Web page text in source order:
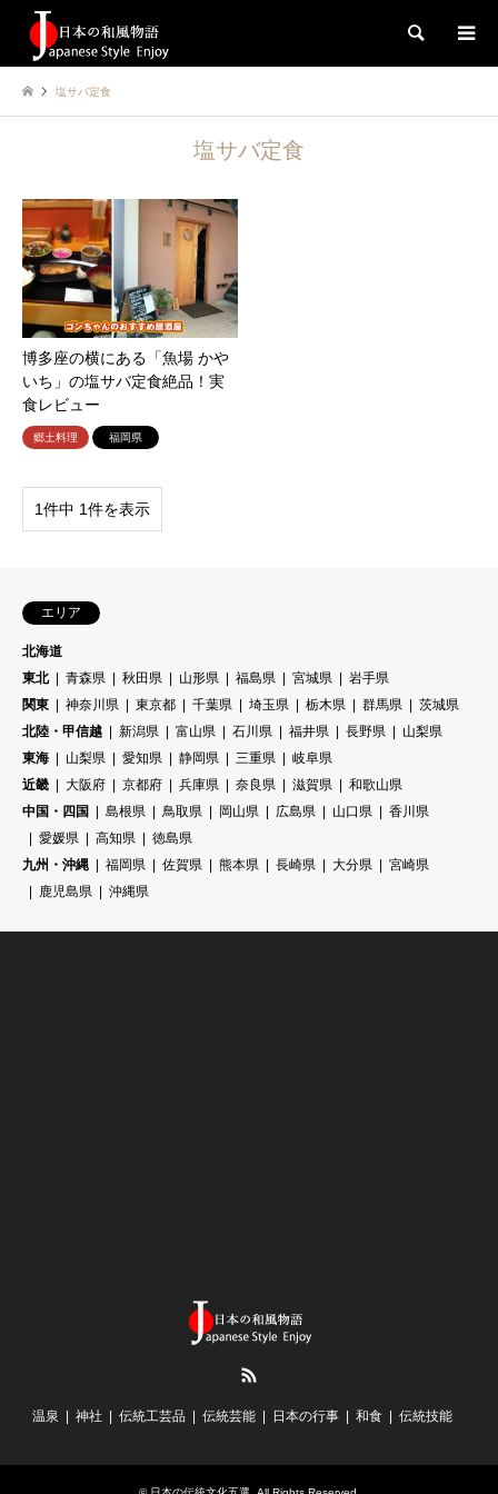
検索
塩サバ定食
塩サバ定食
博多座の横にある「魚場 かや
いち」の塩サバ定食絶品！実
食レビュー
郷土料理 福岡県
1件中 1件を表示
エリア
北海道
東北
青森県 秋田県 山形県 福島県 宮城県
岩手県
関東
神奈川県 東京都 千葉県 埼玉県 栃木県 群馬県
茨城県
北陸・甲信越
新潟県 富山県 石川県 福井県 長野県
山梨県
東海
山梨県 愛知県 静岡県 三重県
岐阜県
近畿
大阪府 京都府 兵庫県 奈良県 滋賀県
和歌山県
中国・四国
島根県 鳥取県 岡山県 広島県 山口県
香川県
愛媛県
高知県
徳島県
九州・沖縄
福岡県 佐賀県 熊本県 長崎県 大分県
宮崎県
鹿児島県
沖縄県
温泉 神社 伝統工芸品 伝統芸能 日本の行事 和食 伝統技能